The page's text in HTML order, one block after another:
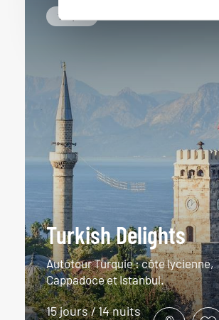
Turquie
Turkish Delights
Autotour Turquie : côte lycienne,
Cappadoce et Istanbul.
15 jours / 14 nuits